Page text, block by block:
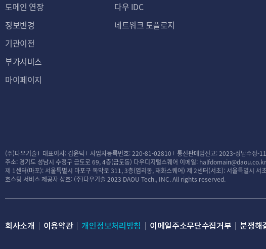
도메인 연장
정보변경
기관이전
부가서비스
마이페이지
다우 IDC
네트워크 토플로지
(주)다우기술 대표이사: 김윤덕 사업자등록번호: 220-81-02810
통신판매업신고: 2023-성남수정-
주소: 경기도 성남시 수정구 금토로 69, 4층(금토동) 다우디지털스퀘어 이메일: halfdomain@daou.co.kr
제 1센터(마포): 서울특별시 마포구 독막로 311, 3층(염리동, 재화스퀘어) 제 2센터(서초): 서울특별시 서
호스팅 서비스 제공자 상호: (주)다우기술2023 DAOU Tech., INC. All rights reserved.
회사소개 이용약관 개인정보처리방침 이메일주소무단수집거부 분쟁해